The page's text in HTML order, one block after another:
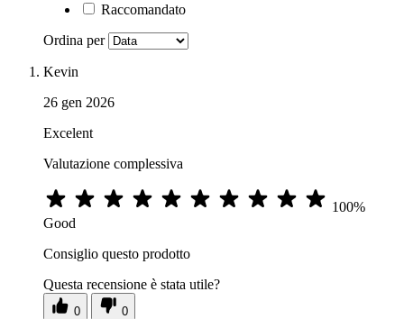
Raccomandato
Ordina per
Kevin
26 gen 2026
Excelent
Valutazione complessiva
100%
Good
Consiglio questo prodotto
Questa recensione è stata utile?
0 0